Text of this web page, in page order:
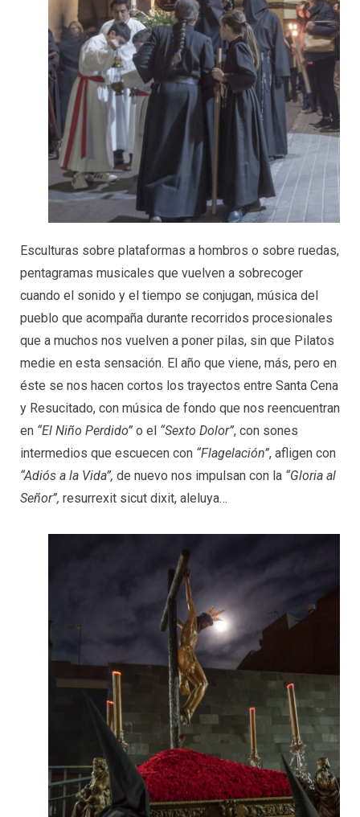
Esculturas sobre plataformas a hombros o sobre ruedas,
pentagramas musicales que vuelven a sobrecoger
cuando el sonido y el tiempo se conjugan, música del
pueblo que acompaña durante recorridos procesionales
que a muchos nos vuelven a poner pilas, sin que Pilatos
medie en esta sensación. El año que viene, más, pero en
éste se nos hacen cortos los trayectos entre Santa Cena
y Resucitado, con música de fondo que nos reencuentran
en “El Niño Perdido” o el “Sexto Dolor”, con sones
intermedios que escuecen con “Flagelación”, afligen con
“Adiós a la Vida”, de nuevo nos impulsan con la “Gloria al
Señor”, resurrexit sicut dixit, aleluya…